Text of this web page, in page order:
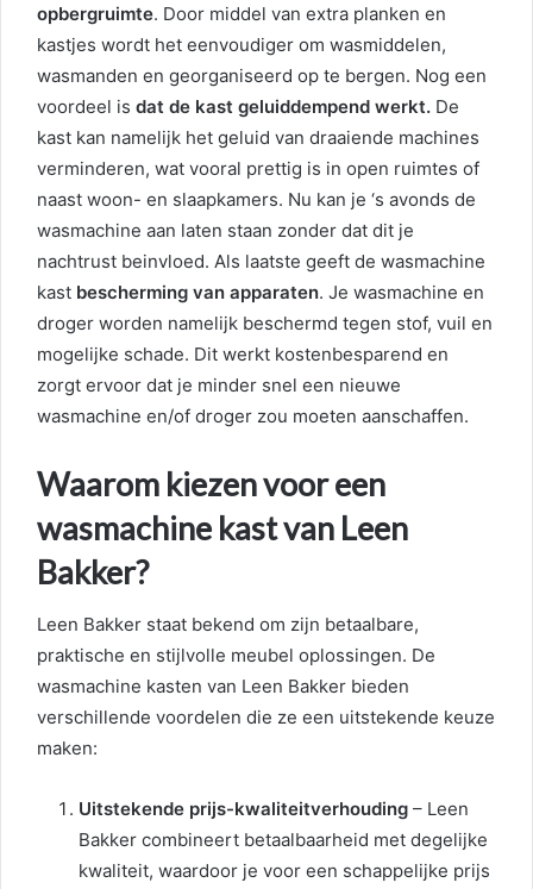
opbergruimte. Door middel van extra planken en
kastjes wordt het eenvoudiger om wasmiddelen,
wasmanden en georganiseerd op te bergen. Nog een
voordeel is dat de kast geluiddempend werkt. De
kast kan namelijk het geluid van draaiende machines
verminderen, wat vooral prettig is in open ruimtes of
naast woon- en slaapkamers. Nu kan je ‘s avonds de
wasmachine aan laten staan zonder dat dit je
nachtrust beinvloed. Als laatste geeft de wasmachine
kast bescherming van apparaten. Je wasmachine en
droger worden namelijk beschermd tegen stof, vuil en
mogelijke schade. Dit werkt kostenbesparend en
zorgt ervoor dat je minder snel een nieuwe
wasmachine en/of droger zou moeten aanschaffen.
Waarom kiezen voor een
wasmachine kast van Leen
Bakker?
Leen Bakker staat bekend om zijn betaalbare,
praktische en stijlvolle meubel oplossingen. De
wasmachine kasten van Leen Bakker bieden
verschillende voordelen die ze een uitstekende keuze
maken:
Uitstekende prijs-kwaliteitverhouding – Leen
Bakker combineert betaalbaarheid met degelijke
kwaliteit, waardoor je voor een schappelijke prijs